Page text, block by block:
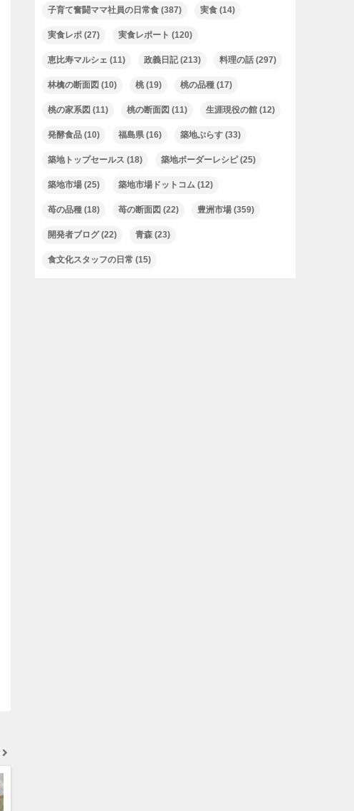
子育て奮闘ママ社員の日常食 (387) 実食 (14)
実食レポ (27) 実食レポート (120)
恵比寿マルシェ (11) 政義日記(213) 料理の話 (297)
林檎の断面図 (10) 桃(19) 桃の品種 (17)
桃の家系図 (11) 桃の断面図 (11) 生涯現役の館 (12)
発酵食品 (10) 福島県 (16) 築地ぷらす (33)
築地トップセールス (18) 築地ボーダーレシピ(25)
築地市場 (25) 築地市場ドットコム (12)
苺の品種 (18) 苺の断面図 (22) 豊洲市場 (359)
開発者ブログ(22) 青森 (23)
食文化スタッフの日常 (15)